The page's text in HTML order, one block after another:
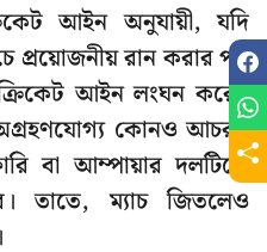
আইন অনুযায়ী, যদি
প্রয়োজনীয় রান করার পর
আইন লংঘন করেন
অগ্রহণযোগ্য কোনও আচরণ
বা আম্পায়ার দলটিকে
তাতে, ম্যাচ জিতলেও